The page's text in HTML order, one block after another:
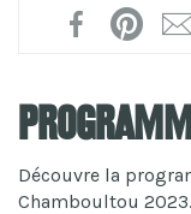
Découvre la
Chamboultou